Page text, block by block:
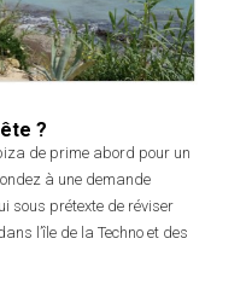
?
de prime abord pour un
à une demande
sous prétexte de réviser
l’île de la Techno et des